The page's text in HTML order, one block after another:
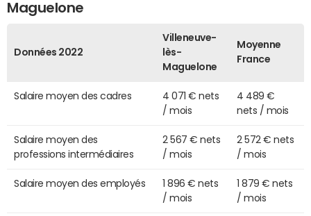
Maguelone
Données 2022
Villeneuve-
lès-
Maguelone
Moyenne
France
Salaire moyen des cadres
4 071 € nets
/ mois
4 489 €
nets / mois
Salaire moyen des
professions intermédiaires
2 567 € nets
/ mois
2 572 € nets
/ mois
Salaire moyen des employés
1 896 € nets
/ mois
1 879 € nets
/ mois